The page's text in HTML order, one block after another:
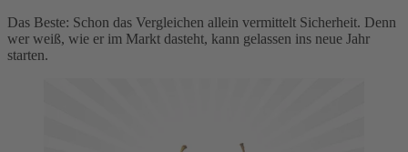
Das Beste: Schon das Vergleichen allein vermittelt Sicherheit. Denn
wer weiß, wie er im Markt dasteht, kann gelassen ins neue Jahr
starten.